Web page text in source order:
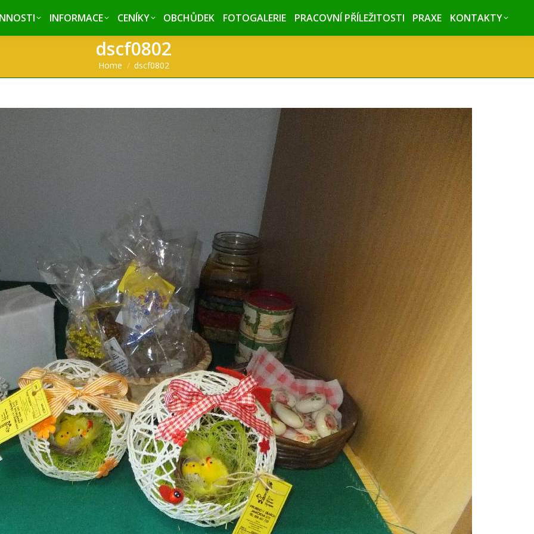
INFORMACE CENÍKY OBCHŮDEK FOTOGALERIE PRACOVNÍ PŘÍLEŽITOSTI PRAXE KONTAKTY
dscf0802
You are here:
Home dscf0802
INFORMACE CENÍKY OBCHŮDEK FOTOGALERIE PRACOVNÍ PŘÍLEŽITOSTI PRAXE KONTAKTY